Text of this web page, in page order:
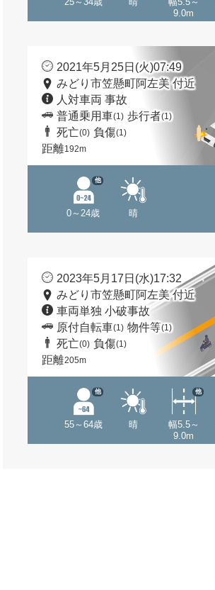
9.0m
2021年5月25日(火)07:49
みどり市笠懸町阿左美 付近
人対車両 事故
普通乗用車(1) 歩行者(1)
死亡(0) 負傷(1)
距離192m
0～24歳
他
晴
2023年5月17日(水)17:32
みどり市笠懸町阿左美 付近
車両単独 小破事故
原付自転車(1) 物件等(1)
死亡(0) 負傷(1)
距離205m
55～64歳
他
晴
幅5.5～
9.0m
他